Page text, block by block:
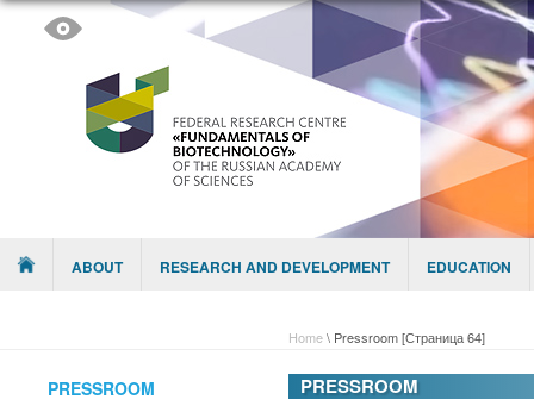
Menu ABOUT RESEARCH AND DEVELOPMENT EDUCATION
Home\ Pressroom[Страница 64]
PRESSROOM
PRESSROOM